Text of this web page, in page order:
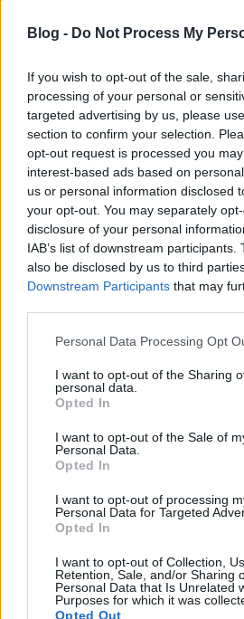
Blog - Do Not Process My
If you wish to opt-out of the sale,
processing of your personal or
targeted advertising by us, please
section to confirm your selection.
opt-out request is processed you
interest-based ads based on
us or personal information disclosed
your opt-out. You may separately
disclosure of your personal
IAB’s list of downstream
also be disclosed by us to third
Downstream Participants that may
Please note that this website/app
not limited to your visit or usage
grant or deny consent to Google and
use your data for below specified
consent section.
Personal Data Processing Opt
I want to opt-out of the Sharing
personal data.
Opted In
I want to opt-out of the Sale of
Personal Data.
Opted In
I want to opt-out of processing
Personal Data for Targeted
Opted In
I want to opt-out of Collection,
Retention, Sale, and/or Sharing
Personal Data that Is Unrelated
Purposes for which it was
Opted Out
kV 50 Hz-cel villamosított
legjelentősebb műtárgya az
Mont d’Ambin-bázisalagút
alatt, Saint-Jean-de-Maurienne
A Lyon-Torino nagysebességű
a Mont d’Ambin-bázisalagút
Wikimedia Commons)
A vasútvonalon egyaránt
személyszállító vonatok is
a bázisalagút építésén
vasútvonalakon még nem.
A Baszk Y - 2026
A tervek szerint egy 175 km
nyomtávolságú (1435 mm) Y
épül Baszkföldön,
összekapcsolva ezzel Vitoria,
városokat. Ez a kapcsolat
és francia városok
A Baszk Y többfunkciójú lesz
nemzetközi és országon belüli
vonatokat, javítja a regionális
Baszkföldön és a
alkalmas lesz. Kapcsolatot
kikötőjével is. Valloidon át